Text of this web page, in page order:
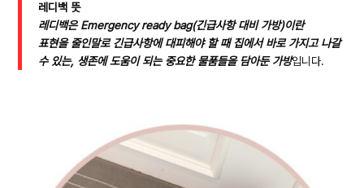
레디백 뜻
레디백은 Emergency ready bag(긴급사항 대비 가방)이란
표현을 줄인말로 긴급사항에 대피해야 할 때 집에서 바로 가지고 나갈
수 있는, 생존에 도움이 되는 중요한 물품들을 담아둔 가방입니다.